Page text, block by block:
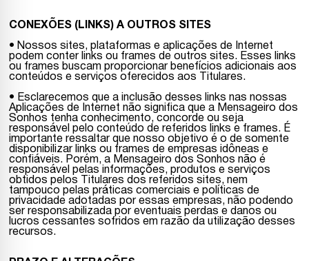
CONEXÕES (LINKS) A OUTROS SITES
• Nossos sites, plataformas e aplicações de Internet
podem conter links ou frames de outros sites. Esses links
ou frames buscam proporcionar benefícios adicionais aos
conteúdos e serviços oferecidos aos Titulares.
• Esclarecemos que a inclusão desses links nas nossas
Aplicações de Internet não significa que a Mensageiro dos
Sonhos tenha conhecimento, concorde ou seja
responsável pelo conteúdo de referidos links e frames. É
importante ressaltar que nosso objetivo é o de somente
disponibilizar links ou frames de empresas idôneas e
confiáveis. Porém, a Mensageiro dos Sonhos não é
responsável pelas informações, produtos e serviços
obtidos pelos Titulares dos referidos sites, nem
tampouco pelas práticas comerciais e políticas de
privacidade adotadas por essas empresas, não podendo
ser responsabilizada por eventuais perdas e danos ou
lucros cessantes sofridos em razão da utilização desses
recursos.